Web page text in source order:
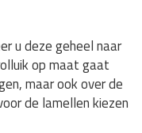
u deze geheel naar
op maat gaat
maar ook over de
de lamellen kiezen